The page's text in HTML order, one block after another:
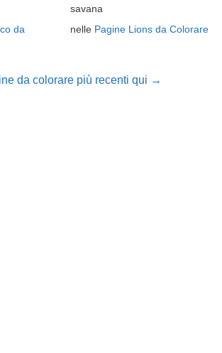
da
savana
nelle Pagine Lions da Colorare
da colorare più recenti qui →